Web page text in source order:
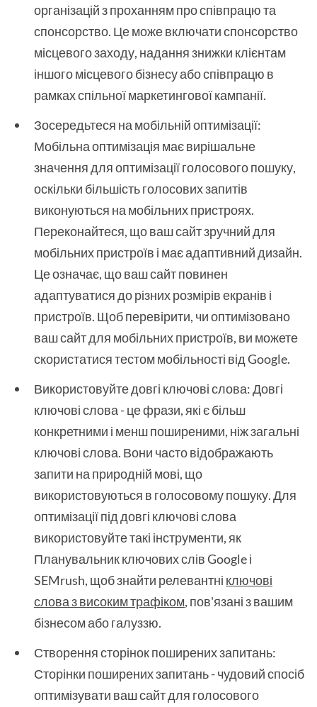
організацій з проханням про співпрацю та
спонсорство. Це може включати спонсорство
місцевого заходу, надання знижки клієнтам
іншого місцевого бізнесу або співпрацю в
рамках спільної маркетингової кампанії.
Зосередьтеся на мобільній оптимізації:
Мобільна оптимізація має вирішальне
значення для оптимізації голосового пошуку,
оскільки більшість голосових запитів
виконуються на мобільних пристроях.
Переконайтеся, що ваш сайт зручний для
мобільних пристроїв і має адаптивний дизайн.
Це означає, що ваш сайт повинен
адаптуватися до різних розмірів екранів і
пристроїв. Щоб перевірити, чи оптимізовано
ваш сайт для мобільних пристроїв, ви можете
скористатися тестом мобільності від Google.
Використовуйте довгі ключові слова: Довгі
ключові слова - це фрази, які є більш
конкретними і менш поширеними, ніж загальні
ключові слова. Вони часто відображають
запити на природній мові, що
використовуються в голосовому пошуку. Для
оптимізації під довгі ключові слова
використовуйте такі інструменти, як
Планувальник ключових слів Google і
SEMrush, щоб знайти релевантні ключові
слова з високим трафіком, пов'язані з вашим
бізнесом або галуззю.
Створення сторінок поширених запитань:
Сторінки поширених запитань - чудовий спосіб
оптимізувати ваш сайт для голосового